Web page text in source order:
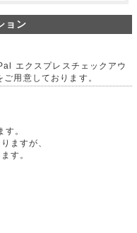
ョン
エクスプレスチェックアウ
用意しております。
。
ますが、
す。